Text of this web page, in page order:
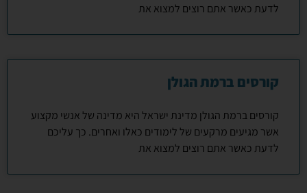
לדעת כאשר אתם רוצים למצוא את
קורסים ברמת הגולן
קורסים ברמת הגולן מדינת ישראל היא מדינה של אנשי מקצוע
אשר מגיעים מרקעים של לימודים כאלו ואחרים. כך עליכם
לדעת כאשר אתם רוצים למצוא את